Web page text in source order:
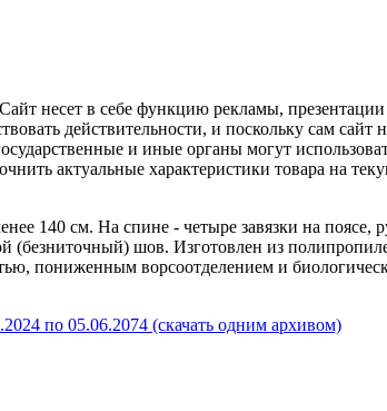
несет в себе функцию рекламы,
действительности, и поскольку сам
и иные органы могут
актуальные характеристики товара на
140 см. На спине - четыре завязки на
(безниточный) шов. Изготовлен из
пониженным ворсоотделением и
по 05.06.2074 (скачать одним архивом)